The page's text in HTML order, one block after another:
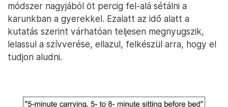
módszer nagyjából öt percig fel-alá sétálni a
karunkban a gyerekkel. Ezalatt az idő alatt a
kutatás szerint várhatóan teljesen megnyugszik,
lelassul a szívverése, ellazul, felkészül arra, hogy el
tudjon aludni.